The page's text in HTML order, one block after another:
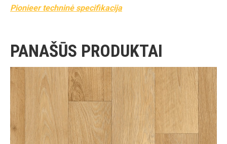
Pionieer techninė specifikacija
PANAŠŪS PRODUKTAI